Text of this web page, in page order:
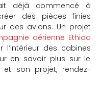
déjà commencé à
des pièces finies
des avions. Un projet
aérienne Ethiad
l’intérieur des cabines
en savoir plus sur le
et son projet, rendez-